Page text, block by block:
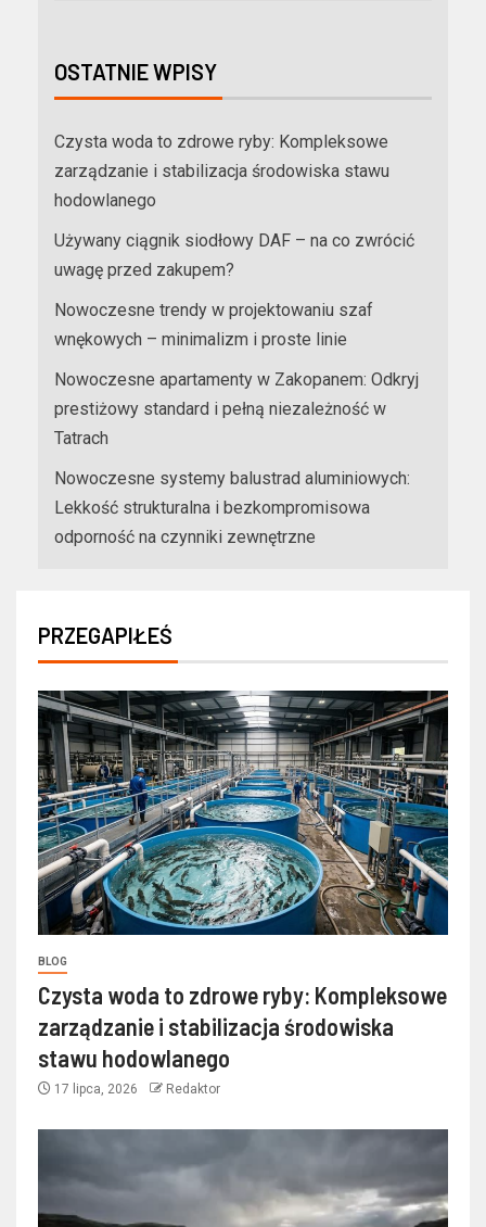
OSTATNIE WPISY
Czysta woda to zdrowe ryby: Kompleksowe
zarządzanie i stabilizacja środowiska stawu
hodowlanego
Używany ciągnik siodłowy DAF – na co zwrócić
uwagę przed zakupem?
Nowoczesne trendy w projektowaniu szaf
wnękowych – minimalizm i proste linie
Nowoczesne apartamenty w Zakopanem: Odkryj
prestiżowy standard i pełną niezależność w
Tatrach
Nowoczesne systemy balustrad aluminiowych:
Lekkość strukturalna i bezkompromisowa
odporność na czynniki zewnętrzne
PRZEGAPIŁEŚ
BLOG
Czysta woda to zdrowe ryby: Kompleksowe
zarządzanie i stabilizacja środowiska
stawu hodowlanego
17 lipca, 2026 Redaktor